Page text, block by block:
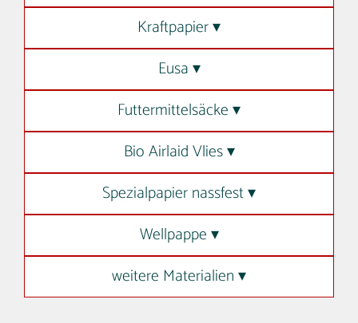
Kraftpapier ▾
Eusa ▾
Futtermittelsäcke ▾
Bio Airlaid Vlies ▾
Spezialpapier nassfest ▾
Wellpappe ▾
weitere Materialien ▾